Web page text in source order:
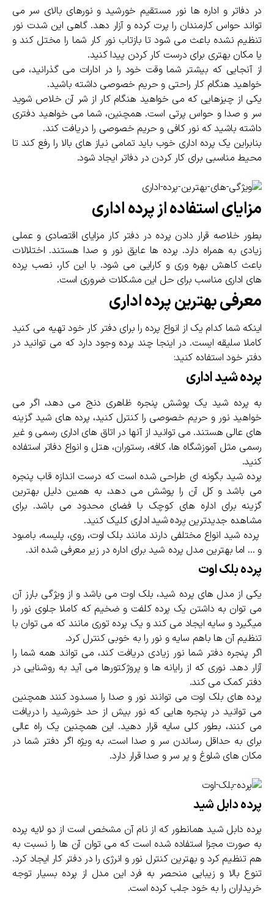
در دفاتر و اداره ها نور مستقیم خورشید و نورهای بالای سر می
تواند حواس کارمندان را پرت کرده و آزار دهد. گاهی این شدت نور
تنظیم نشده باعث می شود تا بازتاب نور کار شما را مختل کند و
یا مکان بهتری برای درست کار کردن پیدا کنید.
از آنجایی که بیشتر شما وقت خود را در ادارات می گذرانید، می
خواهید هنگام کار راحتی و حریم خصوصی داشته باشید.
یکی از چیزهایی که می خواهید هنگام کار از شر آن خلاص شوید
سر و صدا و حواس پرتی است. همچنین، شما می خواهید دفتری
داشته باشید که نور کافی و حریم خصوصی را دریافت کند.
بنابراین یک پرده اداری خوب باید تمامی نیاز های بالا را رفع کند تا
محیط مناسبی برای کار کردن در دفاتر ایجاد شود.
مزایای استفاده از پرده اداری
بطور خلاصه قرار دادن پرده در دفتر کار مزایای اقتصادی و عملی
زیادی به همراه دارد. پرده ها عایق نور و صدا هستند. اختلالات
باعث کاهش بهره وری و کارایی می شود. با این کار، نصب پرده
های اداری مناسب برای حل این مشکلات ضروری است.
معرفی بهترین پرده اداری
اینکه شما کدام یک از انواع پرده را برای دفتر کار خود تهیه می کنید
کاملا سلیقه ایست. در اینجا چند پرده وجود دارد که می توانید در
دفتر خود استفاده کنید:
پرده شید اداری
به پرده شید یک پوشش پنجره ظاهری دنج می دهد، اگر می
خواهید نور و حریم خصوصی را کنترل کنید، پرده های شید گزینه
های عالی هستند. می توانید از آنها در اتاق های اداری رسمی و غیر
رسمی مثل آموزشگاه ها، کافه، رستوران، هتل و انواع دفاتر استفاده
کنید.
پرده شید بگونه ای طراحی شده است که درست اندازه قاب پنجره
می باشد و کل آن را پوشش می دهد، به همین دلیل بهترین
گزینه برای اداره های کوچک با فضای محدود می باشد. برای
مشاهده جدیدترینپرده شید اداری کلیک کنید.
پرده شید انواع مختلفی دارند مانند بلک اوت، روی، پلیسه، بامبود
و … اما بهترین مدل پرده شید برای اداره در زیر معرفی شده اند.
پرده بلک اوت
یکی از مدل های پرده شید، بلک اوت می باشد و از ویژگی بارز آن
می توان به داشتن یک پرده کلفت و ضخیم که کاملا جلوی نور را
میگیرد و سایه ایجاد می کند و یک پرده توری مانند که می توان با
تنظیم آن ها باهم سایه و نور را به خوبی کنترل کرد.
اگر پنجره دفتر شما نور زیادی دریافت کند، می تواند همه شما را
آزار دهد. نوری که از رایانه ها و پروژکتورها می آید به روشنایی در
دفتر کمک می کند.
پرده های بلک اوت می توانند نور و صدا را مسدود کنند همچنین
می توانید در پنجره هایی که نور بیش از حد خورشید را دریافت
می کنند، بطور کلی سایه قرار دهید. این همچنین یک راه عالی
برای به حداقل رساندن سر و صدا است، به ویژه اگر دفتر شما در
مکان های شلوغ و پر سر و صدا قرار دارد.
پرده دابل شید
پرده دابل شید همانطور که از نام آن مشخص است از دو لایه پرده
به صورت مجزا استفاده شده است که می توان آن ها را نسبت به
هم تنظیم کرد و بهترین کنترل نور و انرژی را در دفتر کار ایجاد کرد.
تنوع بالا و زیبایی منحصر به فرد این مدل از پرده بسیار توجه
خریداران را به خود جلب کرده است.